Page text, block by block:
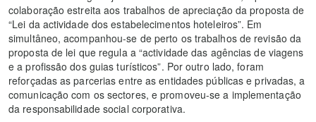
colaboração estreita aos trabalhos de apreciação da proposta de
“Lei da actividade dos estabelecimentos hoteleiros”. Em
simultâneo, acompanhou-se de perto os trabalhos de revisão da
proposta de lei que regula a “actividade das agências de viagens
e a profissão dos guias turísticos”. Por outro lado, foram
reforçadas as parcerias entre as entidades públicas e privadas, a
comunicação com os sectores, e promoveu-se a implementação
da responsabilidade social corporativa.